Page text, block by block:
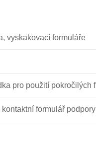
vyskakovací formuláře
pro použití pokročilých
formulář podpory